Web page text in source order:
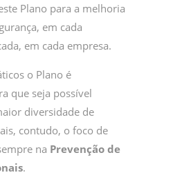
Plano para a melhoria
em cada
em cada empresa.
o Plano é
que seja possível
diversidade de
contudo, o foco de
na Prevenção de
.